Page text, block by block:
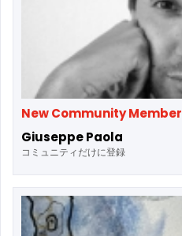
New Community Member
Giuseppe Paola
コミュニティだけに登録